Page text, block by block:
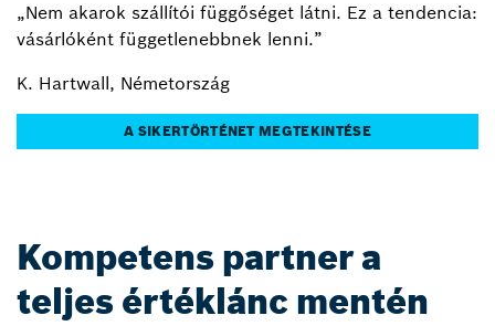
„Nem akarok szállítói függőséget látni. Ez a tendencia:
vásárlóként függetlenebbnek lenni.”
K. Hartwall, Németország
A SIKERTÖRTÉNET MEGTEKINTÉSE
Kompetens partner a
teljes értéklánc mentén